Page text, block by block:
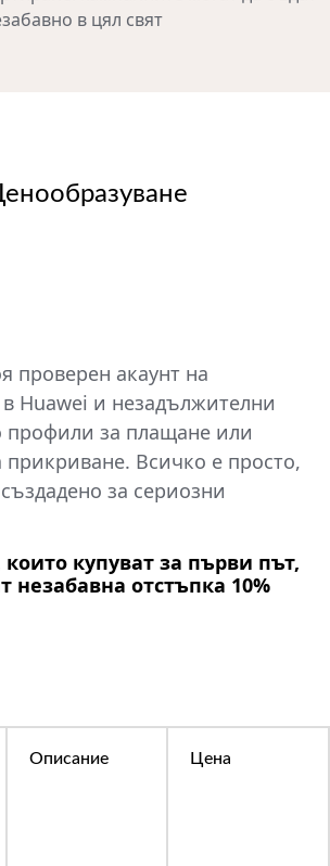
в цял свят
проверен акаунт на
Huawei и незадължителни
профили за плащане или
прикриване. Всичко е просто,
за сериозни
купуват за първи път,
незабавна отстъпка 10%
Описание Цена